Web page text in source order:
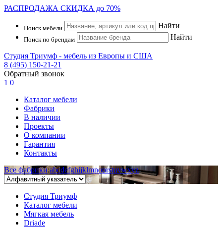
РАСПРОДАЖА СКИДКА до 70%
Поиск мебели Найти
Поиск по брендам Найти
Студия Триумф - мебель из Европы и США
8 (495) 150-21-21
Обратный звонок
1 0
Каталог мебели
Фабрики
В наличии
Проекты
О компании
Гарантия
Контакты
Все фабрики:abcdefghijklmnoprstuvwxyz
Студия Триумф
Каталог мебели
Мягкая мебель
Driade